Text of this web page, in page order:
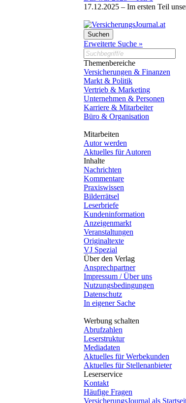
17.12.2025 – Im ersten Teil
Erweiterte Suche »
Themenbereiche
Versicherungen & Finanzen
Markt & Politik
Vertrieb & Marketing
Unternehmen & Personen
Karriere & Mitarbeiter
Büro & Organisation
Mitarbeiten
Autor werden
Aktuelles für Autoren
Inhalte
Nachrichten
Kommentare
Praxiswissen
Bilderrätsel
Leserbriefe
Kundeninformation
Anzeigenmarkt
Veranstaltungen
Originaltexte
VJ Spezial
Über den Verlag
Ansprechpartner
Impressum / Über uns
Nutzungsbedingungen
Datenschutz
In eigener Sache
Werbung schalten
Abrufzahlen
Leserstruktur
Mediadaten
Aktuelles für Werbekunden
Aktuelles für Stellenanbieter
Leserservice
Kontakt
Häufige Fragen
VersicherungsJournal als